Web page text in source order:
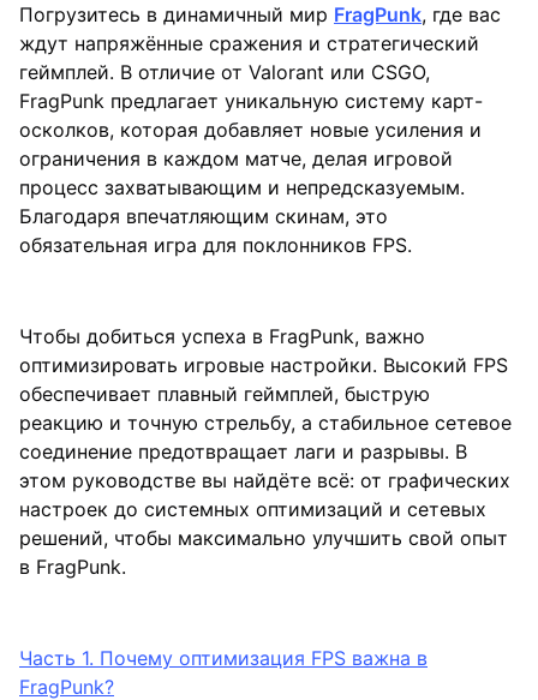
Погрузитесь в динамичный мир FragPunk, где вас
ждут напряжённые сражения и стратегический
геймплей. В отличие от Valorant или CSGO,
FragPunk предлагает уникальную систему карт-
осколков, которая добавляет новые усиления и
ограничения в каждом матче, делая игровой
процесс захватывающим и непредсказуемым.
Благодаря впечатляющим скинам, это
обязательная игра для поклонников FPS.
Чтобы добиться успеха в FragPunk, важно
оптимизировать игровые настройки. Высокий FPS
обеспечивает плавный геймплей, быструю
реакцию и точную стрельбу, а стабильное сетевое
соединение предотвращает лаги и разрывы. В
этом руководстве вы найдёте всё: от графических
настроек до системных оптимизаций и сетевых
решений, чтобы максимально улучшить свой опыт
в FragPunk.
Часть 1. Почему оптимизация FPS важна в
FragPunk?